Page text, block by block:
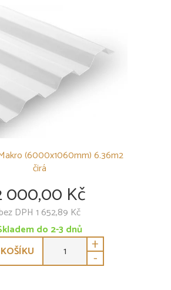
(6000x1060mm) 6.36m2
čirá
000,00 Kč
DPH 1 652,89 Kč
do 2-3 dnů
+
-